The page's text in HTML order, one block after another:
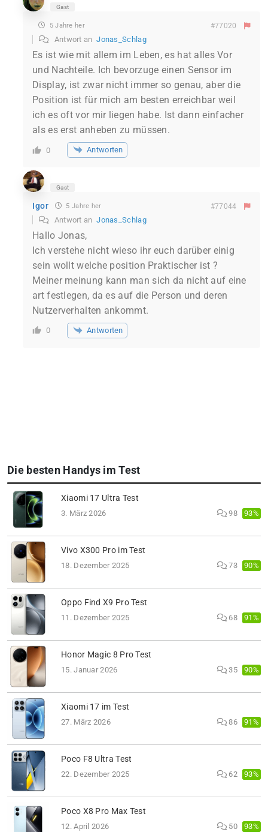
Gast
5 Jahre her #77020
Antwort anJonas_Schlag
Es ist wie mit allem im Leben, es hat alles Vor
und Nachteile. Ich bevorzuge einen Sensor im
Display, ist zwar nicht immer so genau, aber die
Position ist für mich am besten erreichbar weil
ich es oft vor mir liegen habe. Ist dann einfacher
als es erst anheben zu müssen.
0 Antworten
Gast
Igor 5 Jahre her #77044
Antwort anJonas_Schlag
Hallo Jonas,
Ich verstehe nicht wieso ihr euch darüber einig
sein wollt welche position Praktischer ist ?
Meiner meinung kann man sich da nicht auf eine
art festlegen, da es auf die Person und deren
Nutzerverhalten ankommt.
0 Antworten
Die besten Handys im Test
Xiaomi 17 Ultra Test
3. März 2026 98 93%
Vivo X300 Pro im Test
18. Dezember 2025 73 90%
Oppo Find X9 Pro Test
11. Dezember 2025 68 91%
Honor Magic 8 Pro Test
15. Januar 2026 35 90%
Xiaomi 17 im Test
27. März 2026 86 91%
Poco F8 Ultra Test
22. Dezember 2025 62 93%
Poco X8 Pro Max Test
12. April 2026 50 93%